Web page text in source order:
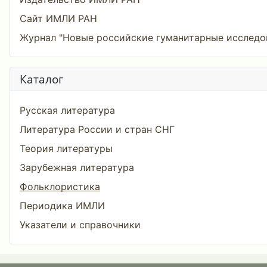
Сайт ИМЛИ РАН
Журнал "Новые российские гуманитарные
Каталог
Русская литература
Литература России и стран СНГ
Теория литературы
Зарубежная литература
Фольклористика
Периодика ИМЛИ
Указатели и справочники